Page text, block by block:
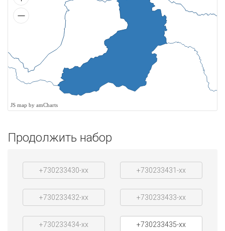
JS map by amCharts
Продолжить набор
+730233430-xx +730233431-xx
+730233432-xx +730233433-xx
+730233434-xx +730233435-xx